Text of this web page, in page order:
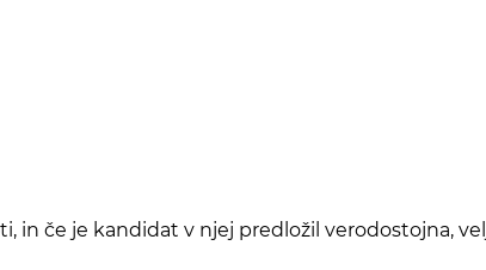
če je kandidat v njej predložil verodostojna,